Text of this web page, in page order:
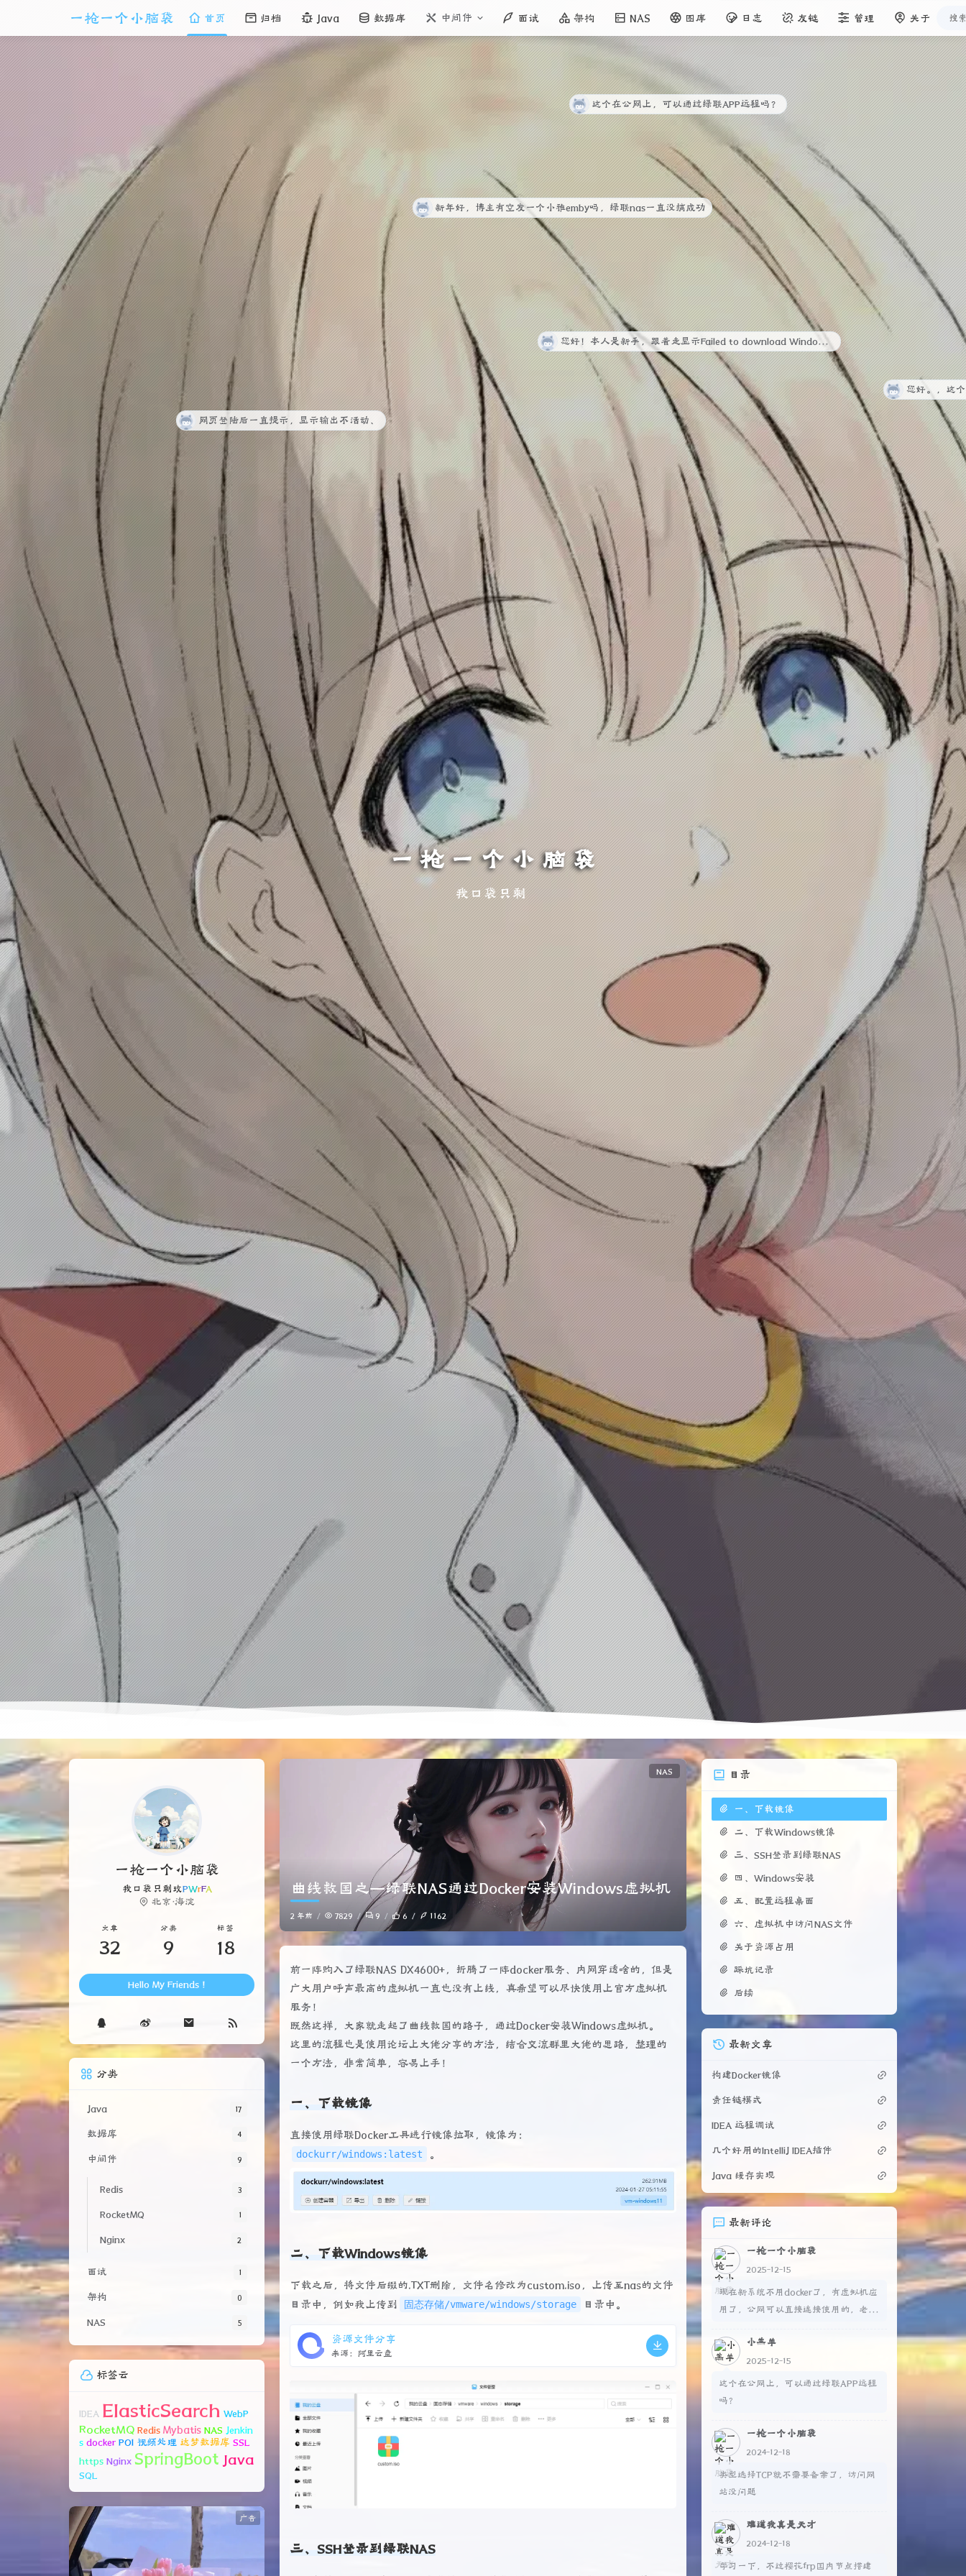
一枪一个小脑袋 首页 归档 Java 数据库 中间件 面试 架构 NAS 图库 日志 友链 管理 关于
一枪一个小脑袋
我口袋只剩玫瑰一片， 此
NAS
曲线救国之—绿联NAS通过Docker安装Windows虚拟机
2 年前 7829 9 6 1162
前一阵购入了绿联NAS DX4600+，折腾了一阵docker服务、内网穿透啥的，但是
广大用户呼声最高的虚拟机一直也没有上线，真希望可以尽快使用上官方虚拟机
服务！
既然这样，大家就走起了曲线救国的路子，通过Docker安装Windows虚拟机。
这里的流程也是使用论坛上大佬分享的方法，结合交流群里大佬的思路，整理的
一个方法，非常简单，容易上手！
一、下载镜像
直接使用绿联Docker工具进行镜像拉取，镜像为：
dockurr/windows:latest 。
二、下载Windows镜像
下载之后，将文件后缀的.TXT删除，文件名修改为custom.iso，上传至nas的文件
目录中，例如我上传到
固态存储/vmware/windows/storage 目录中。
资源文件分享
来源：阿里云盘
三、SSH登录到绿联NAS
一枪一个小脑袋
我口袋只剩玫瑰一片，此行又山高路
北京·海淀
文章
32
分类
9
标签
18
Hello My Friends !
分类
Java 17
数据库 4
中间件 9
Redis 3
RocketMQ 1
Nginx 2
面试 1
架构 0
NAS 5
标签云
IDEA ElasticSearch WebP
RocketMQ Redis Mybatis NAS Jenkin
s docker POI 视频处理 达梦数据库 SSL
https Nginx SpringBoot Java
SQL
广告
目录
一、下载镜像
二、下载Windows镜像
三、SSH登录到绿联NAS
四、Windows安装
五、配置远程桌面
六、虚拟机中访问NAS文件
关于资源占用
踩坑记录
后续
最新文章
构建Docker镜像
责任链模式
IDEA 远程调试
几个好用的IntelliJ IDEA插件
Java 缓存实现
最新评论
一枪一个小脑袋
2025-12-15
现在新系统不用docker了，有虚拟机应
用了，公网可以直接连接使用的，老版
小羔羊
2025-12-15
这个在公网上，可以通过绿联APP远程
吗？
一枪一个小脑袋
2024-12-18
类型选择TCP就不需要备案了，访问网
站没问题
难道我真是天才
2024-12-18
学习一下，不过樱花frp国内节点搭建